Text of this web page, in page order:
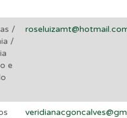
/
/
e